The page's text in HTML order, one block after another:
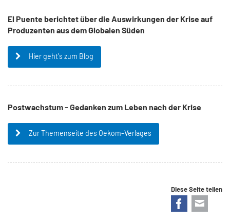
El Puente berichtet über die Auswirkungen der Krise auf
Produzenten aus dem Globalen Süden
Hier geht's zum Blog
Postwachstum - Gedanken zum Leben nach der Krise
Zur Themenseite des Oekom-Verlages
Diese Seite teilen
Facebook